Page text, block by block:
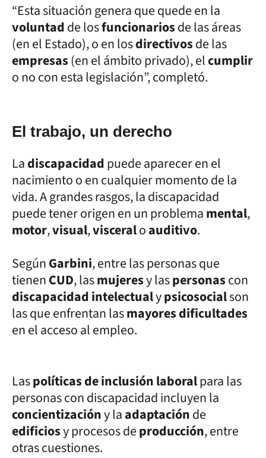
“Esta situación genera que quede en la
voluntadde losfuncionariosde las áreas
(en el Estado), o en losdirectivosde las
empresas(en el ámbito privado), elcumplir
o no con esta legislación”, completó.
El trabajo, un derecho
Ladiscapacidadpuede aparecer en el
nacimiento o en cualquier momento de la
vida. A grandes rasgos, la discapacidad
puede tener origen en un problemamental,
motor,visual,visceraloauditivo.
SegúnGarbini, entre las personas que
tienenCUD, lasmujeresy laspersonascon
discapacidad intelectualypsicosocialson
las que enfrentan lasmayores dificultades
en el acceso al empleo.
Laspolíticas de inclusión laboralpara las
personas con discapacidad incluyen la
concientizacióny laadaptaciónde
edificiosy procesos deproducción, entre
otras cuestiones.